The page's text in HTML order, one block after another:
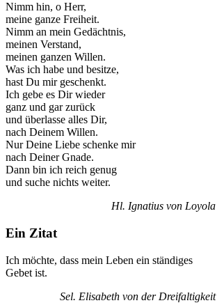
Nimm hin, o Herr,
meine ganze Freiheit.
Nimm an mein Gedächtnis,
meinen Verstand,
meinen ganzen Willen.
Was ich habe und besitze,
hast Du mir geschenkt.
Ich gebe es Dir wieder
ganz und gar zurück
und überlasse alles Dir,
nach Deinem Willen.
Nur Deine Liebe schenke mir
nach Deiner Gnade.
Dann bin ich reich genug
und suche nichts weiter.
Hl. Ignatius von Loyola
Ein Zitat
Ich möchte, dass mein Leben ein ständiges
Gebet ist.
Sel. Elisabeth von der Dreifaltigkeit